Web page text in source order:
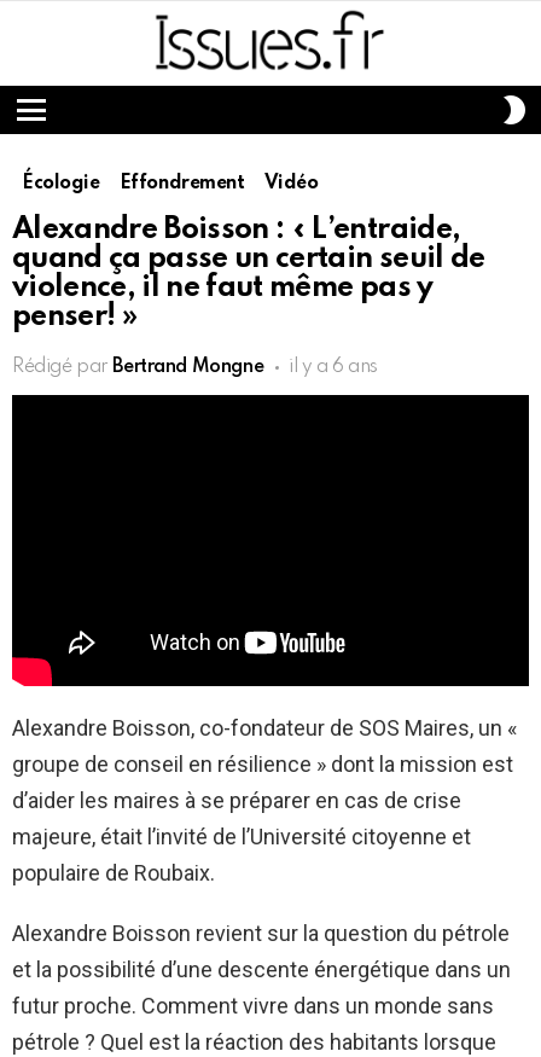
Menu
Écologie Effondrement Vidéo
Alexandre Boisson : « L’entraide,
quand ça passe un certain seuil de
violence, il ne faut même pas y
penser! »
Rédigé par Bertrand Mongne il y a 6 ans
Alexandre Boisson, co-fondateur de SOS Maires, un «
groupe de conseil en résilience » dont la mission est
d’aider les maires à se préparer en cas de crise
majeure, était l’invité de l’Université citoyenne et
populaire de Roubaix.
Alexandre Boisson revient sur la question du pétrole
et la possibilité d’une descente énergétique dans un
futur proche. Comment vivre dans un monde sans
pétrole ? Quel est la réaction des habitants lorsque